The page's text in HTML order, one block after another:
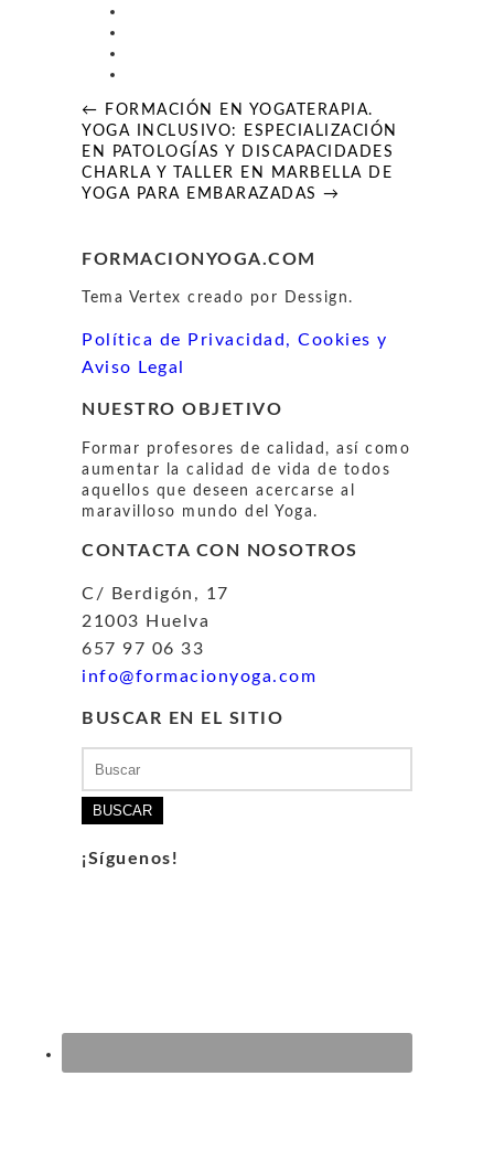
Navegación
de
entradas
← FORMACIÓN EN YOGATERAPIA.
YOGA INCLUSIVO: ESPECIALIZACIÓN
EN PATOLOGÍAS Y DISCAPACIDADES
CHARLA Y TALLER EN MARBELLA DE
YOGA PARA EMBARAZADAS →
FORMACIONYOGA.COM
Tema Vertex creado por Dessign.
Política de Privacidad, Cookies y
Aviso Legal
NUESTRO OBJETIVO
Formar profesores de calidad, así como
aumentar la calidad de vida de todos
aquellos que deseen acercarse al
maravilloso mundo del Yoga.
CONTACTA CON NOSOTROS
C/ Berdigón, 17
21003 Huelva
657 97 06 33
info@formacionyoga.com
BUSCAR EN EL SITIO
¡Síguenos!